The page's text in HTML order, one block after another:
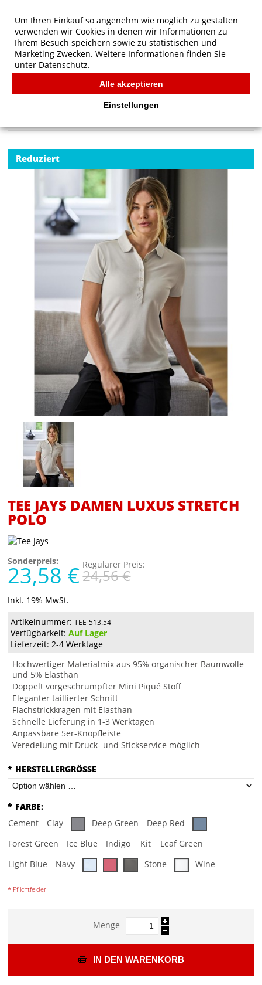
Tee Jays Damen Luxus Stretch Polo
Reduziert
TEE JAYS DAMEN LUXUS STRETCH
POLO
Sonderpreis:
23,58 € Regulärer Preis:
24,56 €
Inkl. 19% MwSt.
Artikelnummer: TEE-513.54
Verfügbarkeit:Auf Lager
Lieferzeit: 2-4 Werktage
Hochwertiger Materialmix aus 95% organischer Baumwolle
und 5% Elasthan
Doppelt vorgeschrumpfter Mini Piqué Stoff
Eleganter taillierter Schnitt
Flachstrickkragen mit Elasthan
Schnelle Lieferung in 1-3 Werktagen
Anpassbare 5er-Knopfleiste
Veredelung mit Druck- und Stickservice möglich
* HERSTELLERGRÖSSE
* FARBE:
Cement
Clay Deep Green
Deep Red
Forest Green
Ice Blue Indigo Kit
Leaf Green
Light Blue
Navy Stone Wine
* Pflichtfelder
Menge
IN DEN WARENKORB
Um Ihren Einkauf so angenehm wie möglich zu gestalten
verwenden wir Cookies in denen wir Informationen zu
Ihrem Besuch speichern sowie zu statistischen und
Marketing Zwecken. Weitere Informationen finden Sie
unter Datenschutz.
Alle akzeptieren
Einstellungen